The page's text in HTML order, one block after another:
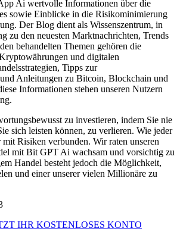
Ai wertvolle Informationen über die
sowie Einblicke in die Risikominimierung
Der Blog dient als Wissenszentrum, in
zu den neuesten Marktnachrichten, Trends
behandelten Themen gehören die
und digitalen
Tipps zur
Anleitungen zu Bitcoin, Blockchain und
Informationen stehen unseren Nutzern
zu investieren, indem Sie nie
sich leisten können, zu verlieren. Wie jeder
Risiken verbunden. Wir raten unseren
mit Bit GPT Ai wachsam und vorsichtig zu
Handel besteht jedoch die Möglichkeit,
und einer unserer vielen Millionäre zu
IHR KOSTENLOSES KONTO